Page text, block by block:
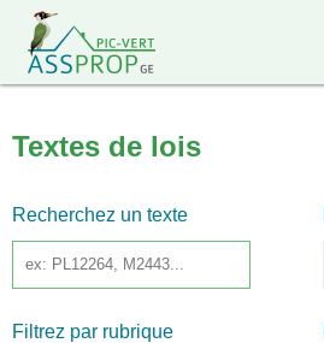
Textes de lois
Recherchez un texte
Filtrez par rubrique